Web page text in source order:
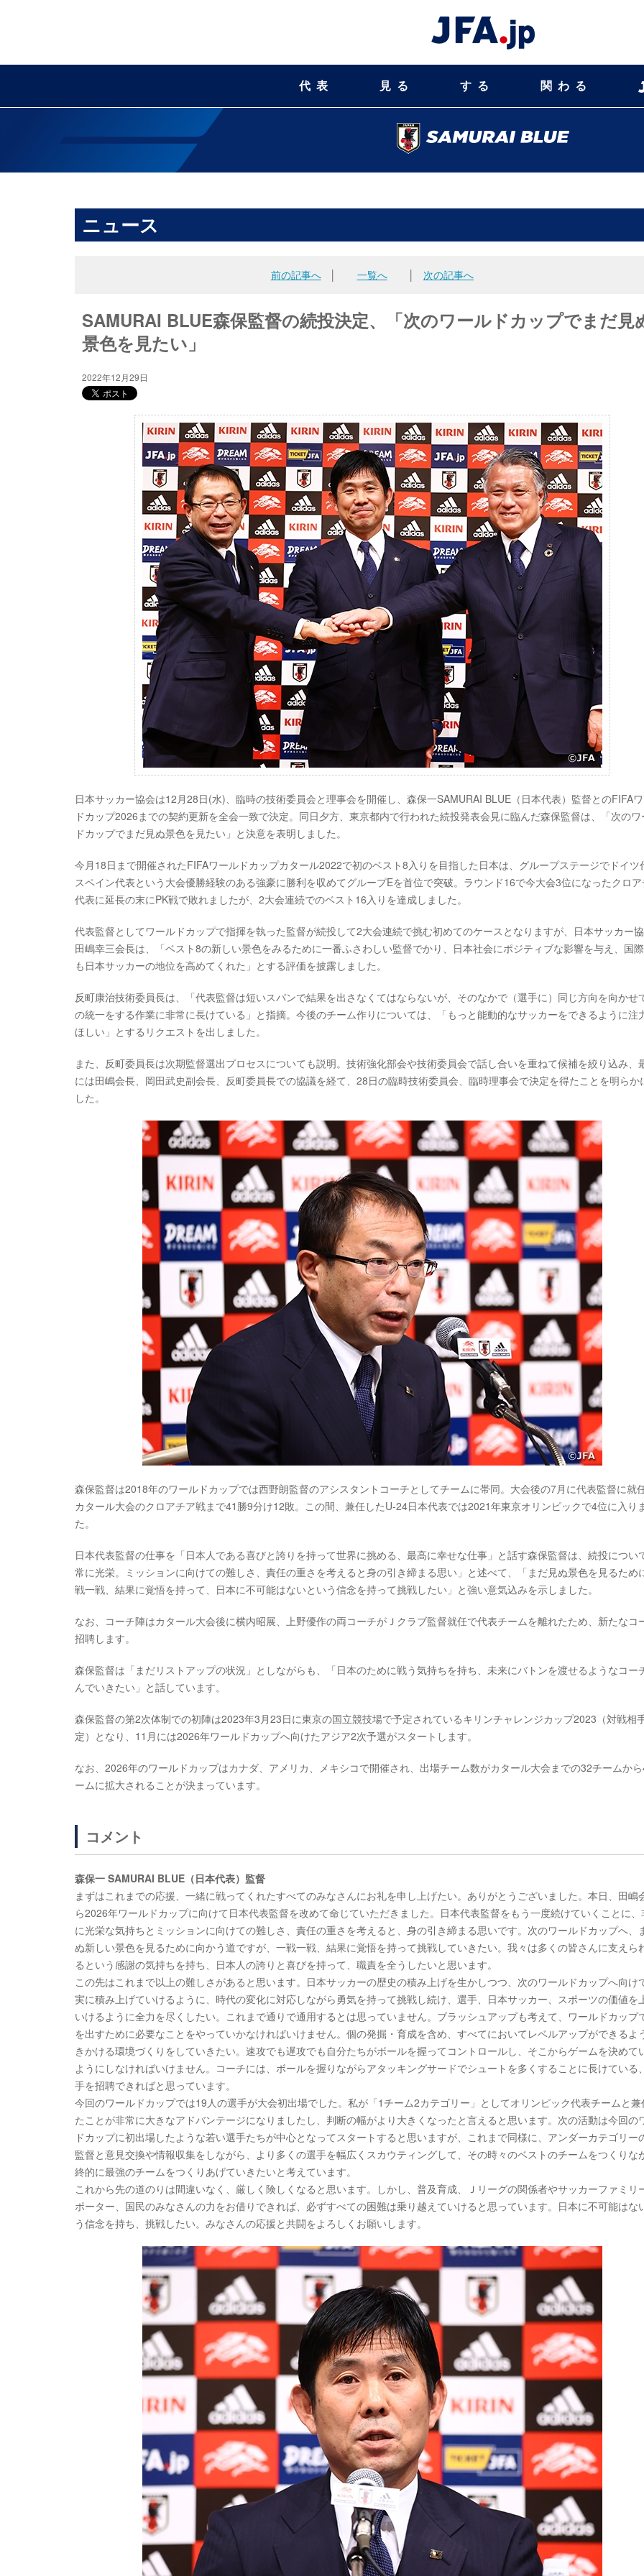
代表 見る する 関わる
ニュース
前の記事へ│ 一覧へ 次の記事へ
SAMURAI BLUE森保監督の続投決定、「次のワールドカップでまだ見
景色を見たい」
2022年12月29日
日本サッカー協会は12月28日(水)、臨時の技術委員会と理事会を開催し、森保一SAMURAI BLUE（日本代表）監督とのFIFA
ドカップ2026までの契約更新を全会一致で決定。同日夕方、東京都内で行われた続投発表会見に臨んだ森保監督は、「次のワ
ドカップでまだ見ぬ景色を見たい」と決意を表明しました。
今月18日まで開催されたFIFAワールドカップカタール2022で初のベスト8入りを目指した日本は、グループステージでドイツ
スペイン代表という大会優勝経験のある強豪に勝利を収めてグループEを首位で突破。ラウンド16で今大会3位になったクロア
代表に延長の末にPK戦で敗れましたが、2大会連続でのベスト16入りを達成しました。
代表監督としてワールドカップで指揮を執った監督が続投して2大会連続で挑む初めてのケースとなりますが、日本サッカー
田嶋幸三会長は、「ベスト8の新しい景色をみるために一番ふさわしい監督でかり、日本社会にポジティブな影響を与え、国
も日本サッカーの地位を高めてくれた」とする評価を披露しました。
反町康治技術委員長は、「代表監督は短いスパンで結果を出さなくてはならないが、そのなかで（選手に）同じ方向を向かせ
の統一をする作業に非常に長けている」と指摘。今後のチーム作りについては、「もっと能動的なサッカーをできるように注
ほしい」とするリクエストを出しました。
また、反町委員長は次期監督選出プロセスについても説明。技術強化部会や技術委員会で話し合いを重ねて候補を絞り込み、
には田嶋会長、岡田武史副会長、反町委員長での協議を経て、28日の臨時技術委員会、臨時理事会で決定を得たことを明らか
した。
森保監督は2018年のワールドカップでは西野朗監督のアシスタントコーチとしてチームに帯同。大会後の7月に代表監督に就任
カタール大会のクロアチア戦まで41勝9分け12敗。この間、兼任したU-24日本代表では2021年東京オリンピックで4位に入り
た。
日本代表監督の仕事を「日本人である喜びと誇りを持って世界に挑める、最高に幸せな仕事」と話す森保監督は、続投につい
常に光栄。ミッションに向けての難しさ、責任の重さを考えると身の引き締まる思い」と述べて、「まだ見ぬ景色を見るため
戦一戦、結果に覚悟を持って、日本に不可能はないという信念を持って挑戦したい」と強い意気込みを示しました。
なお、コーチ陣はカタール大会後に横内昭展、上野優作の両コーチがＪクラブ監督就任で代表チームを離れたため、新たなコ
招聘します。
森保監督は「まだリストアップの状況」としながらも、「日本のために戦う気持ちを持ち、未来にバトンを渡せるようなコー
んでいきたい」と話しています。
森保監督の第2次体制での初陣は2023年3月23日に東京の国立競技場で予定されているキリンチャレンジカップ2023（対戦相
定）となり、11月には2026年ワールドカップへ向けたアジア2次予選がスタートします。
なお、2026年のワールドカップはカナダ、アメリカ、メキシコで開催され、出場チーム数がカタール大会までの32チームか
ームに拡大されることが決まっています。
コメント
森保一 SAMURAI BLUE（日本代表）監督
まずはこれまでの応援、一緒に戦ってくれたすべてのみなさんにお礼を申し上げたい。ありがとうございました。本日、田嶋
ら2026年ワールドカップに向けて日本代表監督を改めて命じていただきました。日本代表監督をもう一度続けていくことに、
に光栄な気持ちとミッションに向けての難しさ、責任の重さを考えると、身の引き締まる思いです。次のワールドカップへ、
ぬ新しい景色を見るために向かう道ですが、一戦一戦、結果に覚悟を持って挑戦していきたい。我々は多くの皆さんに支えら
るという感謝の気持ちを持ち、日本人の誇りと喜びを持って、職責を全うしたいと思います。
この先はこれまで以上の難しさがあると思います。日本サッカーの歴史の積み上げを生かしつつ、次のワールドカップへ向け
実に積み上げていけるように、時代の変化に対応しながら勇気を持って挑戦し続け、選手、日本サッカー、スポーツの価値を
いけるように全力を尽くしたい。これまで通りで通用するとは思っていません。ブラッシュアップも考えて、ワールドカップ
を出すために必要なことをやっていかなければいけません。個の発掘・育成を含め、すべてにおいてレベルアップができるよ
きかける環境づくりをしていきたい。速攻でも遅攻でも自分たちがボールを握ってコントロールし、そこからゲームを決めて
ようにしなければいけません。コーチには、ボールを握りながらアタッキングサードでシュートを多くすることに長けている
手を招聘できればと思っています。
今回のワールドカップでは19人の選手が大会初出場でした。私が「1チーム2カテゴリー」としてオリンピック代表チームと兼
たことが非常に大きなアドバンテージになりましたし、判断の幅がより大きくなったと言えると思います。次の活動は今回の
ドカップに初出場したような若い選手たちが中心となってスタートすると思いますが、これまで同様に、アンダーカテゴリー
監督と意見交換や情報収集をしながら、より多くの選手を幅広くスカウティングして、その時々のベストのチームをつくりな
終的に最強のチームをつくりあげていきたいと考えています。
これから先の道のりは間違いなく、厳しく険しくなると思います。しかし、普及育成、Ｊリーグの関係者やサッカーファミリ
ポーター、国民のみなさんの力をお借りできれば、必ずすべての困難は乗り越えていけると思っています。日本に不可能はな
う信念を持ち、挑戦したい。みなさんの応援と共闘をよろしくお願いします。